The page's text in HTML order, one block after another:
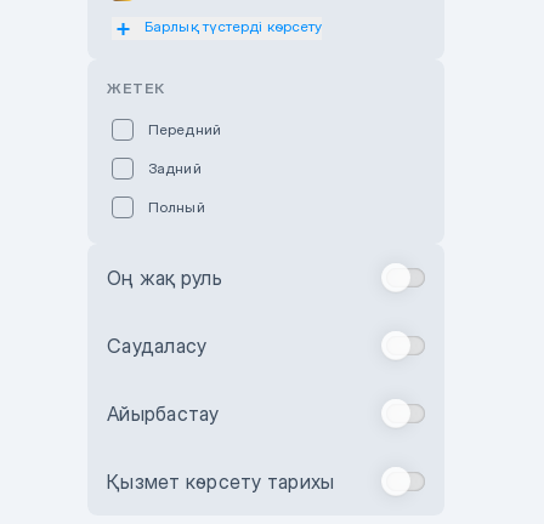
Оранжевый
Зеленый
Бежевый
Комбинированный
Барлық түстерді көрсету
ЖЕТЕК
Передний
Задний
Полный
Оң жақ руль
Саудаласу
Айырбастау
Қызмет көрсету тарихы